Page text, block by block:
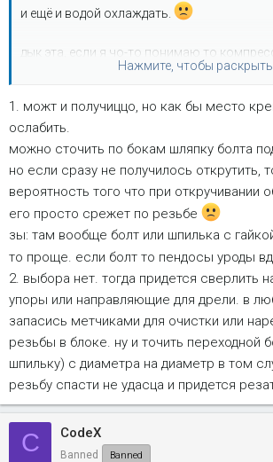
и ещё и водой охлаждать.
дык эта, если я чо-то понимаю то
цылиндров привёрнут, сбоку. это как
Нажмите, чтобы
1. можт и получиццо, но как бы место
ослабить.
можно сточить по бокам шляпку болта
но если сразу не получилось открутить,
вероятность того что при откручивании
его просто срежет по резьбе
зы: там вообще болт или шпилька с
то проще. если болт то пендосы уроды
2. выбора нет. тогда придется сверлить
упоры или направляющие для дрели. в
запасись метчиками для очистки или
резьбы в блоке. ну и точить переходной
шпильку) с диаметра на диаметр в том
резьбу спасти не удасца и придется
C CodeX
Banned Banned